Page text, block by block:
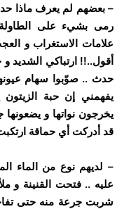
– بعضهم لم يعرف ماذا
رمى بشيء على
علامات الاستغراب و
أقول..!! ارتباكي الشديد
حدث .. صوّبوا سهام
يفهمني إن حبة
يخرجون نواتها و
قد أدركت أي حماقة
– لديهم نوع من الماء
عليه .. فتحت القنينة و
شربت جرعة منه حتى